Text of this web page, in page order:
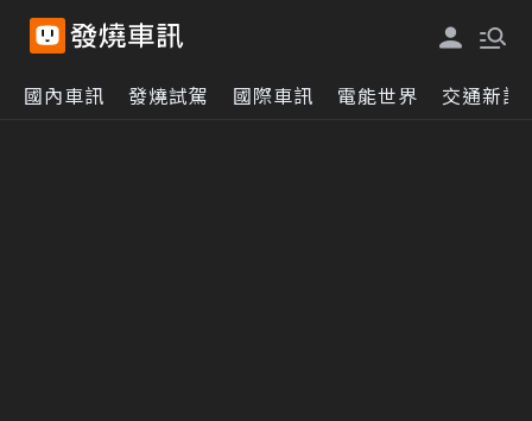
國內車訊 發燒試駕 國際車訊 電能世界 交通新訊